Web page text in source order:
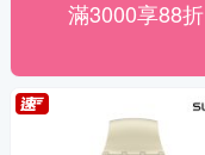
滿3000享88折